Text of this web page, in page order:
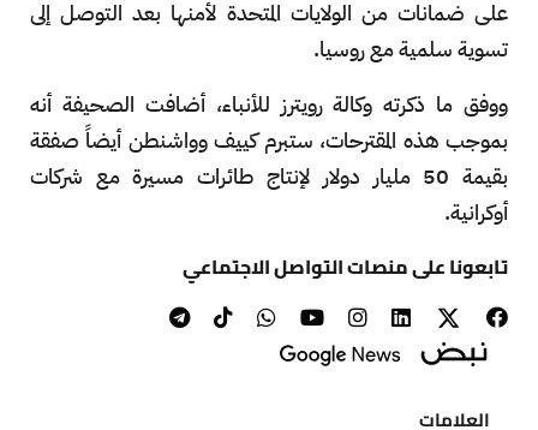
على ضمانات من الولايات المتحدة لأمنها بعد التوصل إلى
تسوية سلمية مع روسيا.
ووفق ما ذكرته وكالة رويترز للأنباء، أضافت الصحيفة أنه
بموجب هذه المقترحات، ستبرم كييف وواشنطن أيضاً صفقة
بقيمة 50 مليار دولار لإنتاج طائرات مسيرة مع شركات
أوكرانية.
تابعونا على منصات التواصل الاجتماعي
العلامات